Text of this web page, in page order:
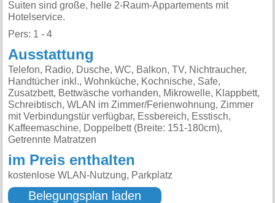
Suiten sind große, helle 2-Raum-Appartements mit
Hotelservice.
Pers: 1 - 4
Ausstattung
Telefon, Radio, Dusche, WC, Balkon, TV, Nichtraucher,
Handtücher inkl., Wohnküche, Kochnische, Safe,
Zusatzbett, Bettwäsche vorhanden, Mikrowelle, Klappbett,
Schreibtisch, WLAN im Zimmer/Ferienwohnung, Zimmer
mit Verbindungstür verfügbar, Essbereich, Esstisch,
Kaffeemaschine, Doppelbett (Breite: 151-180cm),
Getrennte Matratzen
im Preis enthalten
kostenlose WLAN-Nutzung, Parkplatz
Belegungsplan laden